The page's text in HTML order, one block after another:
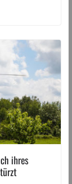
ihres